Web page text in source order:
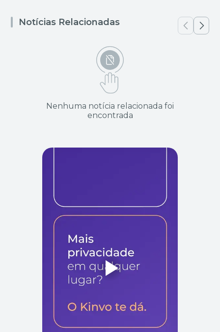
Notícias Relacionadas
Nenhuma notícia relacionada foi
encontrada